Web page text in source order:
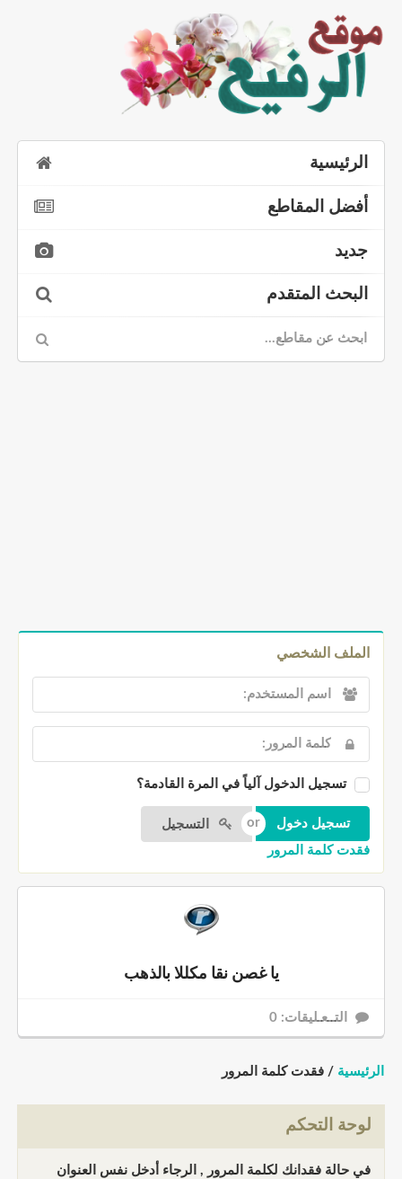
الرئيسية
أفضل المقاطع
جديد
البحث المتقدم
الملف الشخصي
تسجيل الدخول آلياً في المرة القادمة؟
التسجيل
فقدت كلمة المرور
يا غصن نقا مكللا بالذهب
التــعـليقات: 0
الرئيسية / فقدت كلمة المرور
لوحة التحكم
في حالة فقدانك لكلمة المرور , الرجاء أدخل نفس العنوان